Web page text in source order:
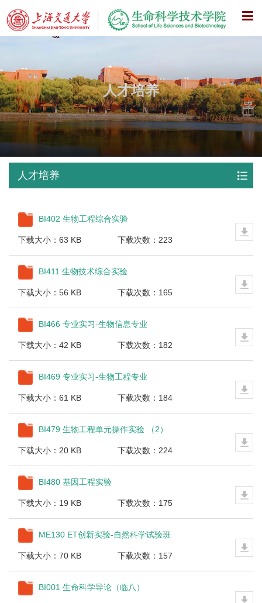
X
人才培养
人才培养
BI402 生物工程综合实验
下载大小：63 KB 下载次数：223
BI411 生物技术综合实验
下载大小：56 KB 下载次数：165
BI466 专业实习-生物信息专业
下载大小：42 KB 下载次数：182
BI469 专业实习-生物工程专业
下载大小：61 KB 下载次数：184
BI479 生物工程单元操作实验 （2）
下载大小：20 KB 下载次数：224
BI480 基因工程实验
下载大小：19 KB 下载次数：175
ME130 ET创新实验-自然科学试验班
下载大小：70 KB 下载次数：157
BI001 生命科学导论（临八）